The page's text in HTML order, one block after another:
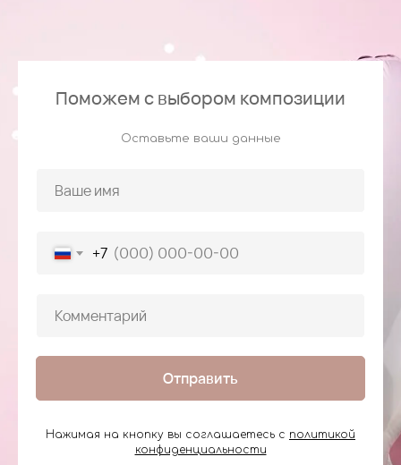
Поможем с выбором композиции
Оставьте ваши данные
+7
Отправить
Нажимая на кнопку вы соглашаетесь с политикой
конфиденциальности